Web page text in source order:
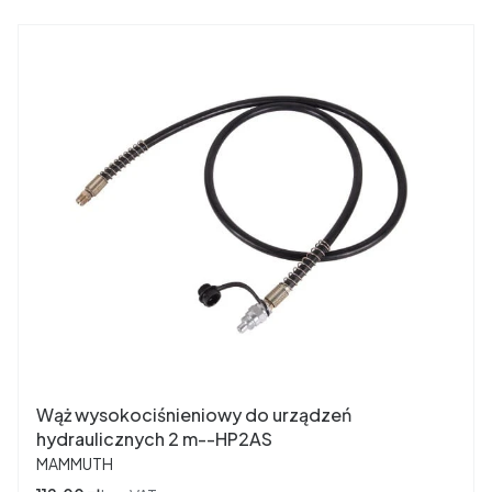
Wąż wysokociśnieniowy do urządzeń
hydraulicznych 2 m--HP2AS
PRODUCENT
MAMMUTH